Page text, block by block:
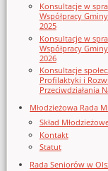
Konsultacje w
Współpracy
2025
Konsultacje w
Współpracy
2026
Konsultacje
Profilaktyki i
Przeciwdziałania
Młodzieżowa Rada
Skład
Kontakt
Statut
Rada Seniorów w